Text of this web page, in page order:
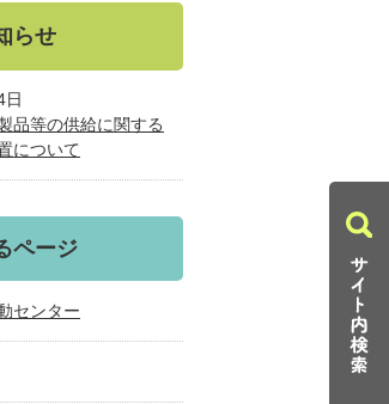
らせ
日
品等の供給に関する
について
ページ
センター